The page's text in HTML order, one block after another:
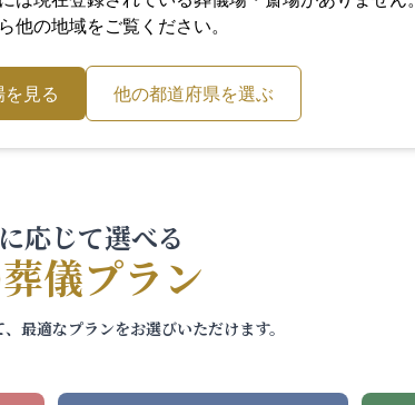
他の地域をご覧ください。
見る 他の都道府県を選ぶ
応じて選べる
儀プラン
最適なプランをお選びいただけます。